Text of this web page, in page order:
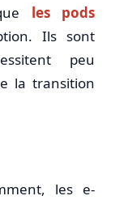
les pods
Ils sont
peu
la transition
les e-